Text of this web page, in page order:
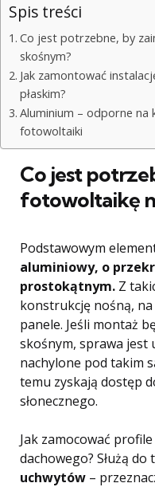
Spis treści
Co jest potrzebne, by
skośnym?
Jak zamontować
płaskim?
Aluminium – odporne na
fotowoltaiki
Co jest
fotowoltaikę
Podstawowym
aluminiowy, o
prostokątnym. Z
konstrukcję nośną,
panele. Jeśli montaż
skośnym, sprawa jest
nachylone pod takim
temu zyskają dostęp
słonecznego.
Jak zamocować
dachowego? Służą do
uchwytów –